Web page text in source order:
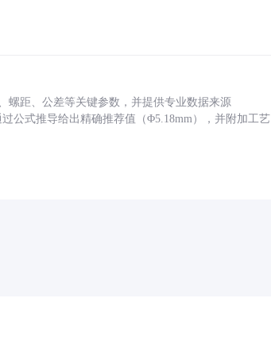
螺距、公差等关键参数，并提供专业数据来源
公式推导给出精确推荐值（Φ5.18mm），并附加工艺